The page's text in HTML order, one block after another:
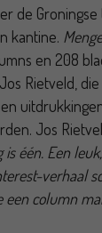
de Groningse
kantine.
en 208
Rietveld,
Jos
één. Een
verhaal
een column